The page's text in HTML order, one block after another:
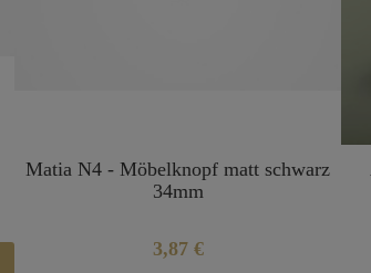
Matia N4 - Möbelknopf matt schwarz
34mm
3,87 €